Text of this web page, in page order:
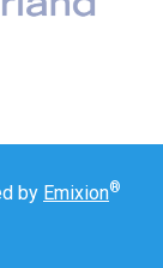
by Emixion®